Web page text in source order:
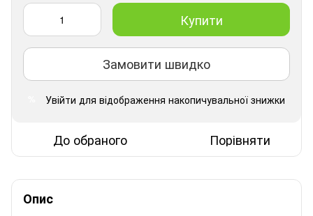
Купити
Замовити швидко
Увійти для відображення накопичувальної знижки
До обраного Порівняти
Опис